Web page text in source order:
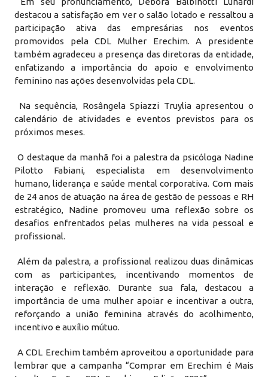
destacou a satisfação em ver o salão lotado e ressaltou a
participação ativa das empresárias nos eventos
promovidos pela CDL Mulher Erechim. A presidente
também agradeceu a presença das diretoras da entidade,
enfatizando a importância do apoio e envolvimento
feminino nas ações desenvolvidas pela CDL.
Na sequência, Rosângela Spiazzi Truylia apresentou o
calendário de atividades e eventos previstos para os
próximos meses.
O destaque da manhã foi a palestra da psicóloga Nadine
Pilotto Fabiani, especialista em desenvolvimento
humano, liderança e saúde mental corporativa. Com mais
de 24 anos de atuação na área de gestão de pessoas e RH
estratégico, Nadine promoveu uma reflexão sobre os
desafios enfrentados pelas mulheres na vida pessoal e
profissional.
Além da palestra, a profissional realizou duas dinâmicas
com as participantes, incentivando momentos de
interação e reflexão. Durante sua fala, destacou a
importância de uma mulher apoiar e incentivar a outra,
reforçando a união feminina através do acolhimento,
incentivo e auxílio mútuo.
A CDL Erechim também aproveitou a oportunidade para
lembrar que a campanha “Comprar em Erechim é Mais